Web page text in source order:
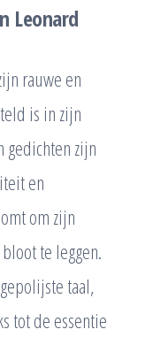
Leonard
rauwe en
is in zijn
zijn
en
om zijn
te leggen.
taal,
tot de essentie